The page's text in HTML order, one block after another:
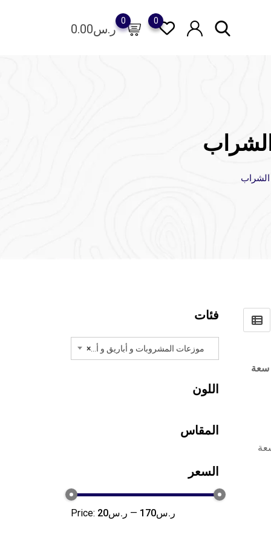
ر.س0.00
0 0
الشراب
سعة
فئات
× موزعات المشروبات و أباريق و أواني الشراب (15)
اللون
المقاس
السعر
Price: ر.س20 — ر.س170